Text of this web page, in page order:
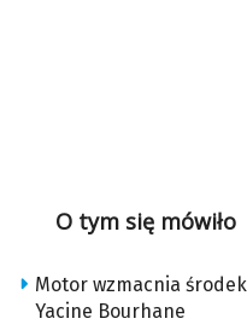
O tym się mówiło
Motor wzmacnia
Yacine Bourhane